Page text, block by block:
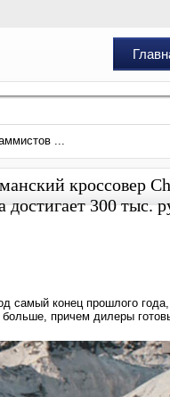
...
кроссовер
300 тыс.
самый конец прошлого
причем дилеры